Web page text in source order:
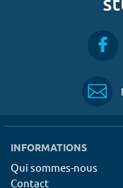
INFORMATIONS
Qui sommes-nous
Contact